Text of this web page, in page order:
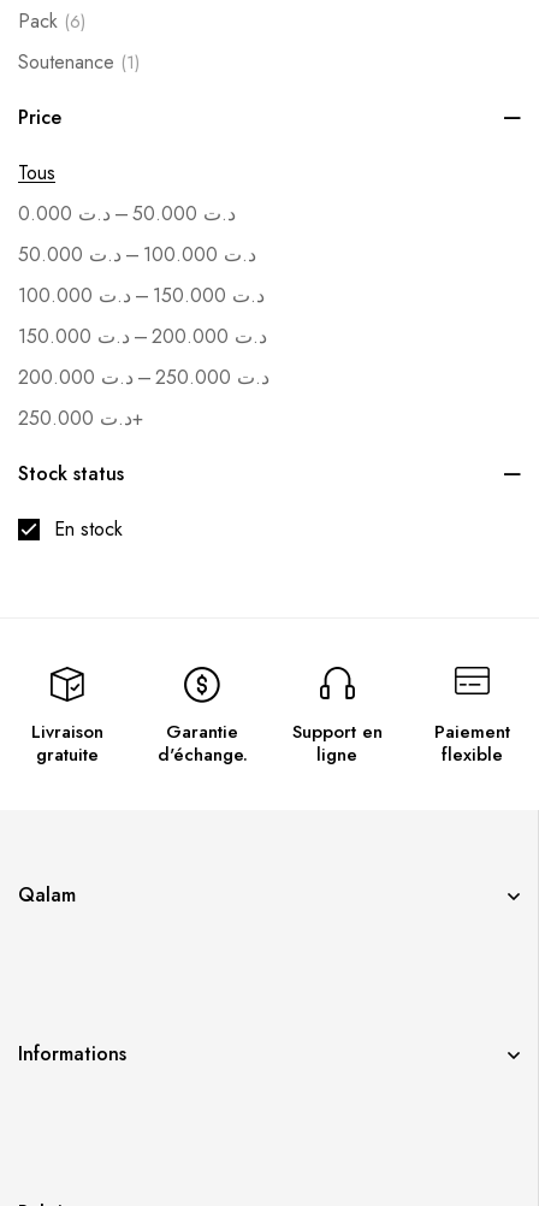
Pack (6)
Soutenance (1)
Vente en Gros
Price
Tous
د.ت – د.ت
د.ت – د.ت
د.ت – د.ت
د.ت – د.ت
د.ت – د.ت
د.ت+
Stock status
En stock
Livraison
gratuite
Garantie
d'échange.
Support en
ligne
Paiement
flexible
Qalam
Informations